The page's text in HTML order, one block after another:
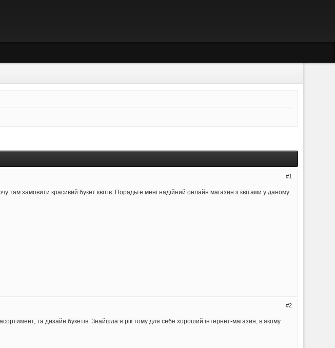
1
там замовити красивий букет квітів. Порадьте мені надійний онлайн магазин з квітами у даному
2
та дизайн букетів. Знайшла я рік тому для себе хороший інтернет-магазин, в якому